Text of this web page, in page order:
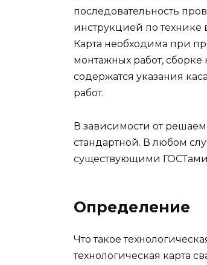
последовательность
инструкцией по технике
Карта необходима при
монтажных работ, сборке
содержатся указания
работ.
В зависимости от
стандартной. В любом
существующими
Определение
Что такое
технологическая карта